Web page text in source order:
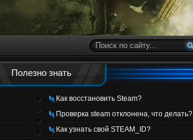
Полезно знать
Как восстановить Steam?
Проверка steam отклонена, что делать?
Как узнать свой STEAM_ID?